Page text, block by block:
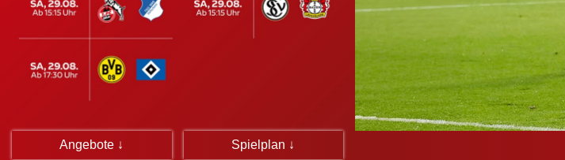
Angebote ↓ Spielplan ↓